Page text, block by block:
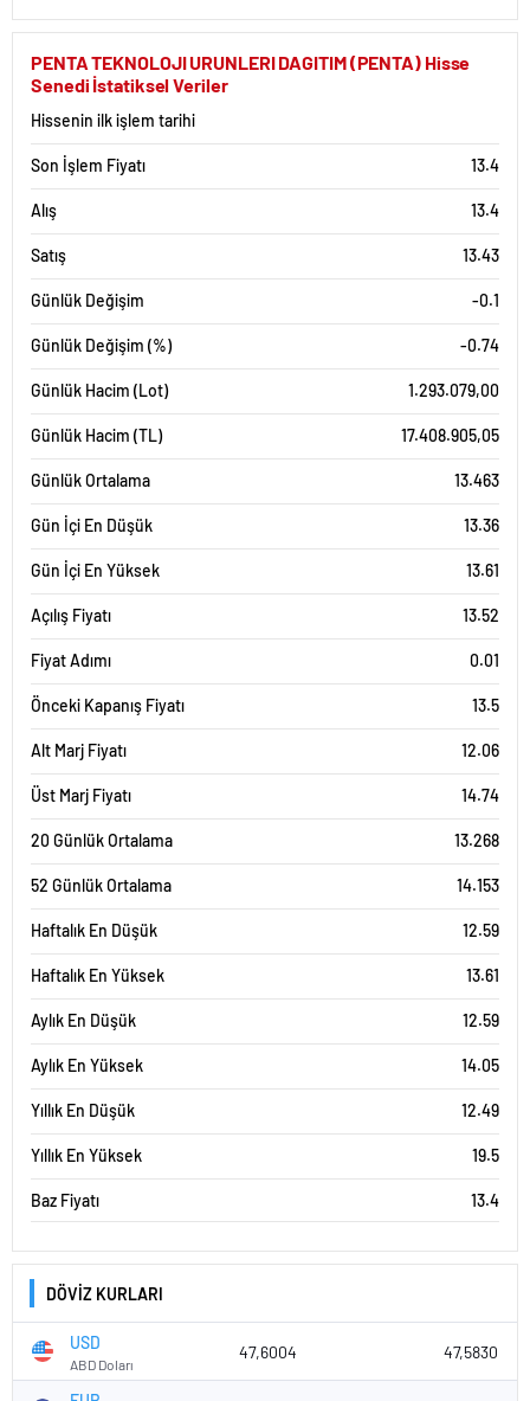
PENTA TEKNOLOJI URUNLERI DAGITIM (PENTA) Hisse
Senedi İstatiksel Veriler
Hissenin ilk işlem tarihi
Son İşlem Fiyatı 13.4
Alış 13.4
Satış 13.43
Günlük Değişim -0.1
Günlük Değişim (%) -0.74
Günlük Hacim (Lot) 1.293.079,00
Günlük Hacim (TL) 17.408.905,05
Günlük Ortalama 13.463
Gün İçi En Düşük 13.36
Gün İçi En Yüksek 13.61
Açılış Fiyatı 13.52
Fiyat Adımı 0.01
Önceki Kapanış Fiyatı 13.5
Alt Marj Fiyatı 12.06
Üst Marj Fiyatı 14.74
20 Günlük Ortalama 13.268
52 Günlük Ortalama 14.153
Haftalık En Düşük 12.59
Haftalık En Yüksek 13.61
Aylık En Düşük 12.59
Aylık En Yüksek 14.05
Yıllık En Düşük 12.49
Yıllık En Yüksek 19.5
Baz Fiyatı 13.4
DÖVİZ KURLARI
USD
ABD Doları
47,6004 47,5830